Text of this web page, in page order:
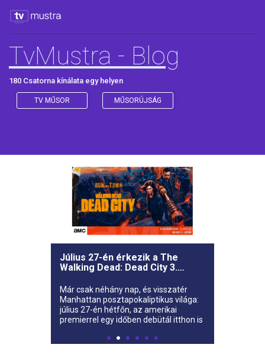
TvMustra - Blog
180 Csatorna kínálata egy helyen
TV MŰSOR MŰSORÚJSÁG
Július 27-én érkezik a The
Walking Dead: Dead City 3.
Már csak néhány nap, és visszatér
Manhattan posztapokaliptikus világa:
július 27-én hétfőn, az amerikai
premierrel egy időben debütál itthon is
City harmadik évada.